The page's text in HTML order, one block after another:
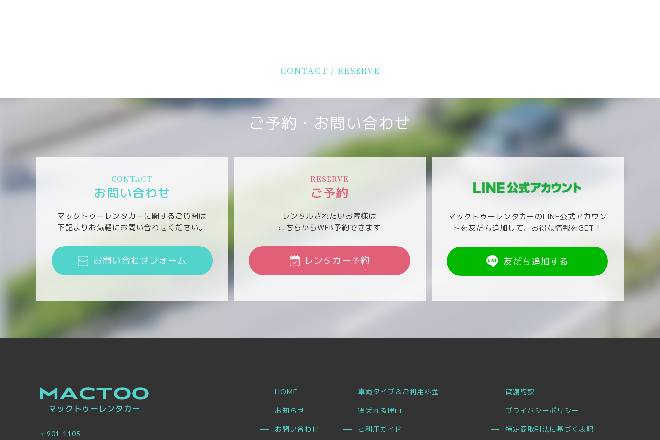
CONTACT / RESERVE
ご予約・お問い合わせ
CONTACT
お問い合わせ
マックトゥーレンタカーに関するご質問は
下記よりお気軽にお問い合わせください。
お問い合わせフォーム
RESERVE
ご予約
レンタルされたいお客様は
こちらからWEB予約できます
レンタカー予約
マックトゥーレンタカーのLINE公式アカウン
トを友だち追加して、お得な情報をGET！
友だち追加する
〒901-1105
HOME
お知らせ
お問い合わせ
車両タイプ＆ご利用料金
選ばれる理由
ご利用ガイド
貸渡約款
プライバシーポリシー
特定商取引法に基づく表記